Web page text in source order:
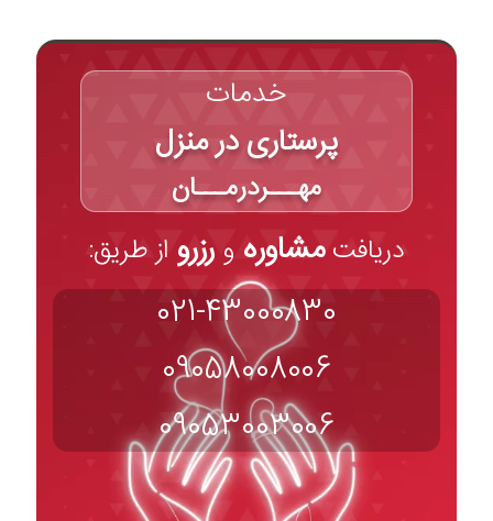
خدمات
پرستاری در منزل
مهـــردرمـــان
دریافتمشاوره و رزرو از طریق:
021-43000830
09058008006
09053003006